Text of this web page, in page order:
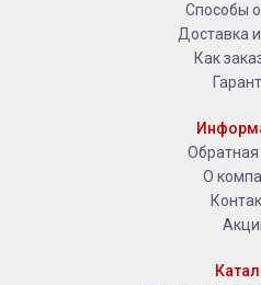
Способы
Доставка
Как
Обратная
О